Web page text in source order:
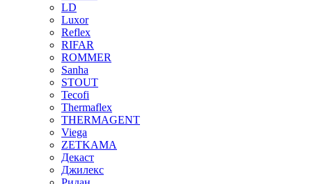
LD
Luxor
Reflex
RIFAR
ROMMER
Sanha
STOUT
Tecofi
Thermaflex
THERMAGENT
Viega
ZETKAMA
Декаст
Джилекс